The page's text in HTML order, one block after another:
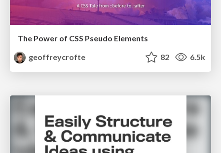
The Power of CSS Pseudo Elements
geoffreycrofte
82 6.5k